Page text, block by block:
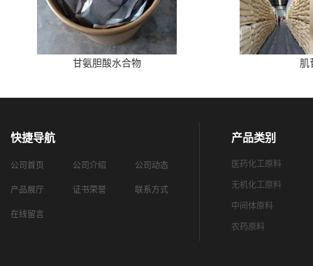
甘氨胆酸水合物 肌
快捷导航
公司首页 公司介绍 公司动态
产品展厅 证书荣誉 联系方式
在线留言
产品类别
医药化工原料
无机化工原料
中间体原料
农药原料